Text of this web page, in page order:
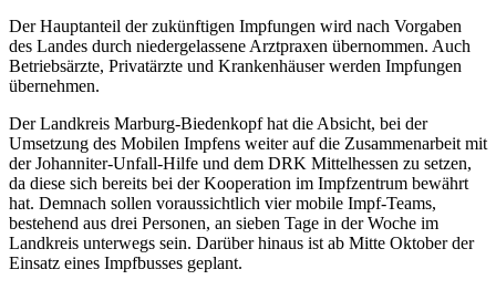
Der Hauptanteil der zukünftigen Impfungen wird nach Vorgaben
des Landes durch niedergelassene Arztpraxen übernommen. Auch
Betriebsärzte, Privatärzte und Krankenhäuser werden Impfungen
übernehmen.
Der Landkreis Marburg-Biedenkopf hat die Absicht, bei der
Umsetzung des Mobilen Impfens weiter auf die Zusammenarbeit mit
der Johanniter-Unfall-Hilfe und dem DRK Mittelhessen zu setzen,
da diese sich bereits bei der Kooperation im Impfzentrum bewährt
hat. Demnach sollen voraussichtlich vier mobile Impf-Teams,
bestehend aus drei Personen, an sieben Tage in der Woche im
Landkreis unterwegs sein. Darüber hinaus ist ab Mitte Oktober der
Einsatz eines Impfbusses geplant.